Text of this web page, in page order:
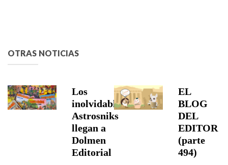
OTRAS NOTICIAS
Los
inolvidables
Astrosniks
llegan a
Dolmen
Editorial
EL
BLOG
DEL
EDITOR
(parte
494)